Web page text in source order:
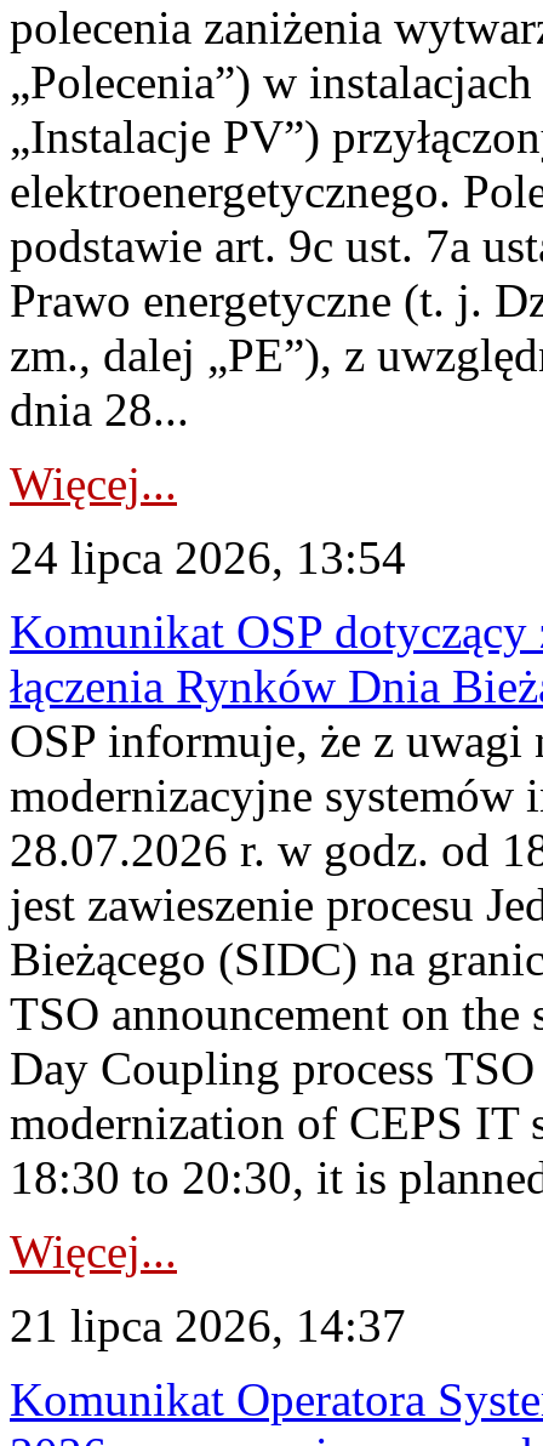
polecenia zaniżenia
„Polecenia”) w
„Instalacje PV”)
elektroenergetycznego.
podstawie art. 9c ust. 7a
Prawo energetyczne (t. j.
zm., dalej „PE”), z
dnia 28...
Więcej...
24 lipca 2026, 13:54
Komunikat OSP dotyczący
łączenia Rynków Dnia
OSP informuje, że z uwagi
modernizacyjne
28.07.2026 r. w godz. od
jest zawieszenie procesu
Bieżącego (SIDC) na
TSO announcement on
Day Coupling process
modernization of CEPS IT
18:30 to 20:30, it is
Więcej...
21 lipca 2026, 14:37
Komunikat Operatora